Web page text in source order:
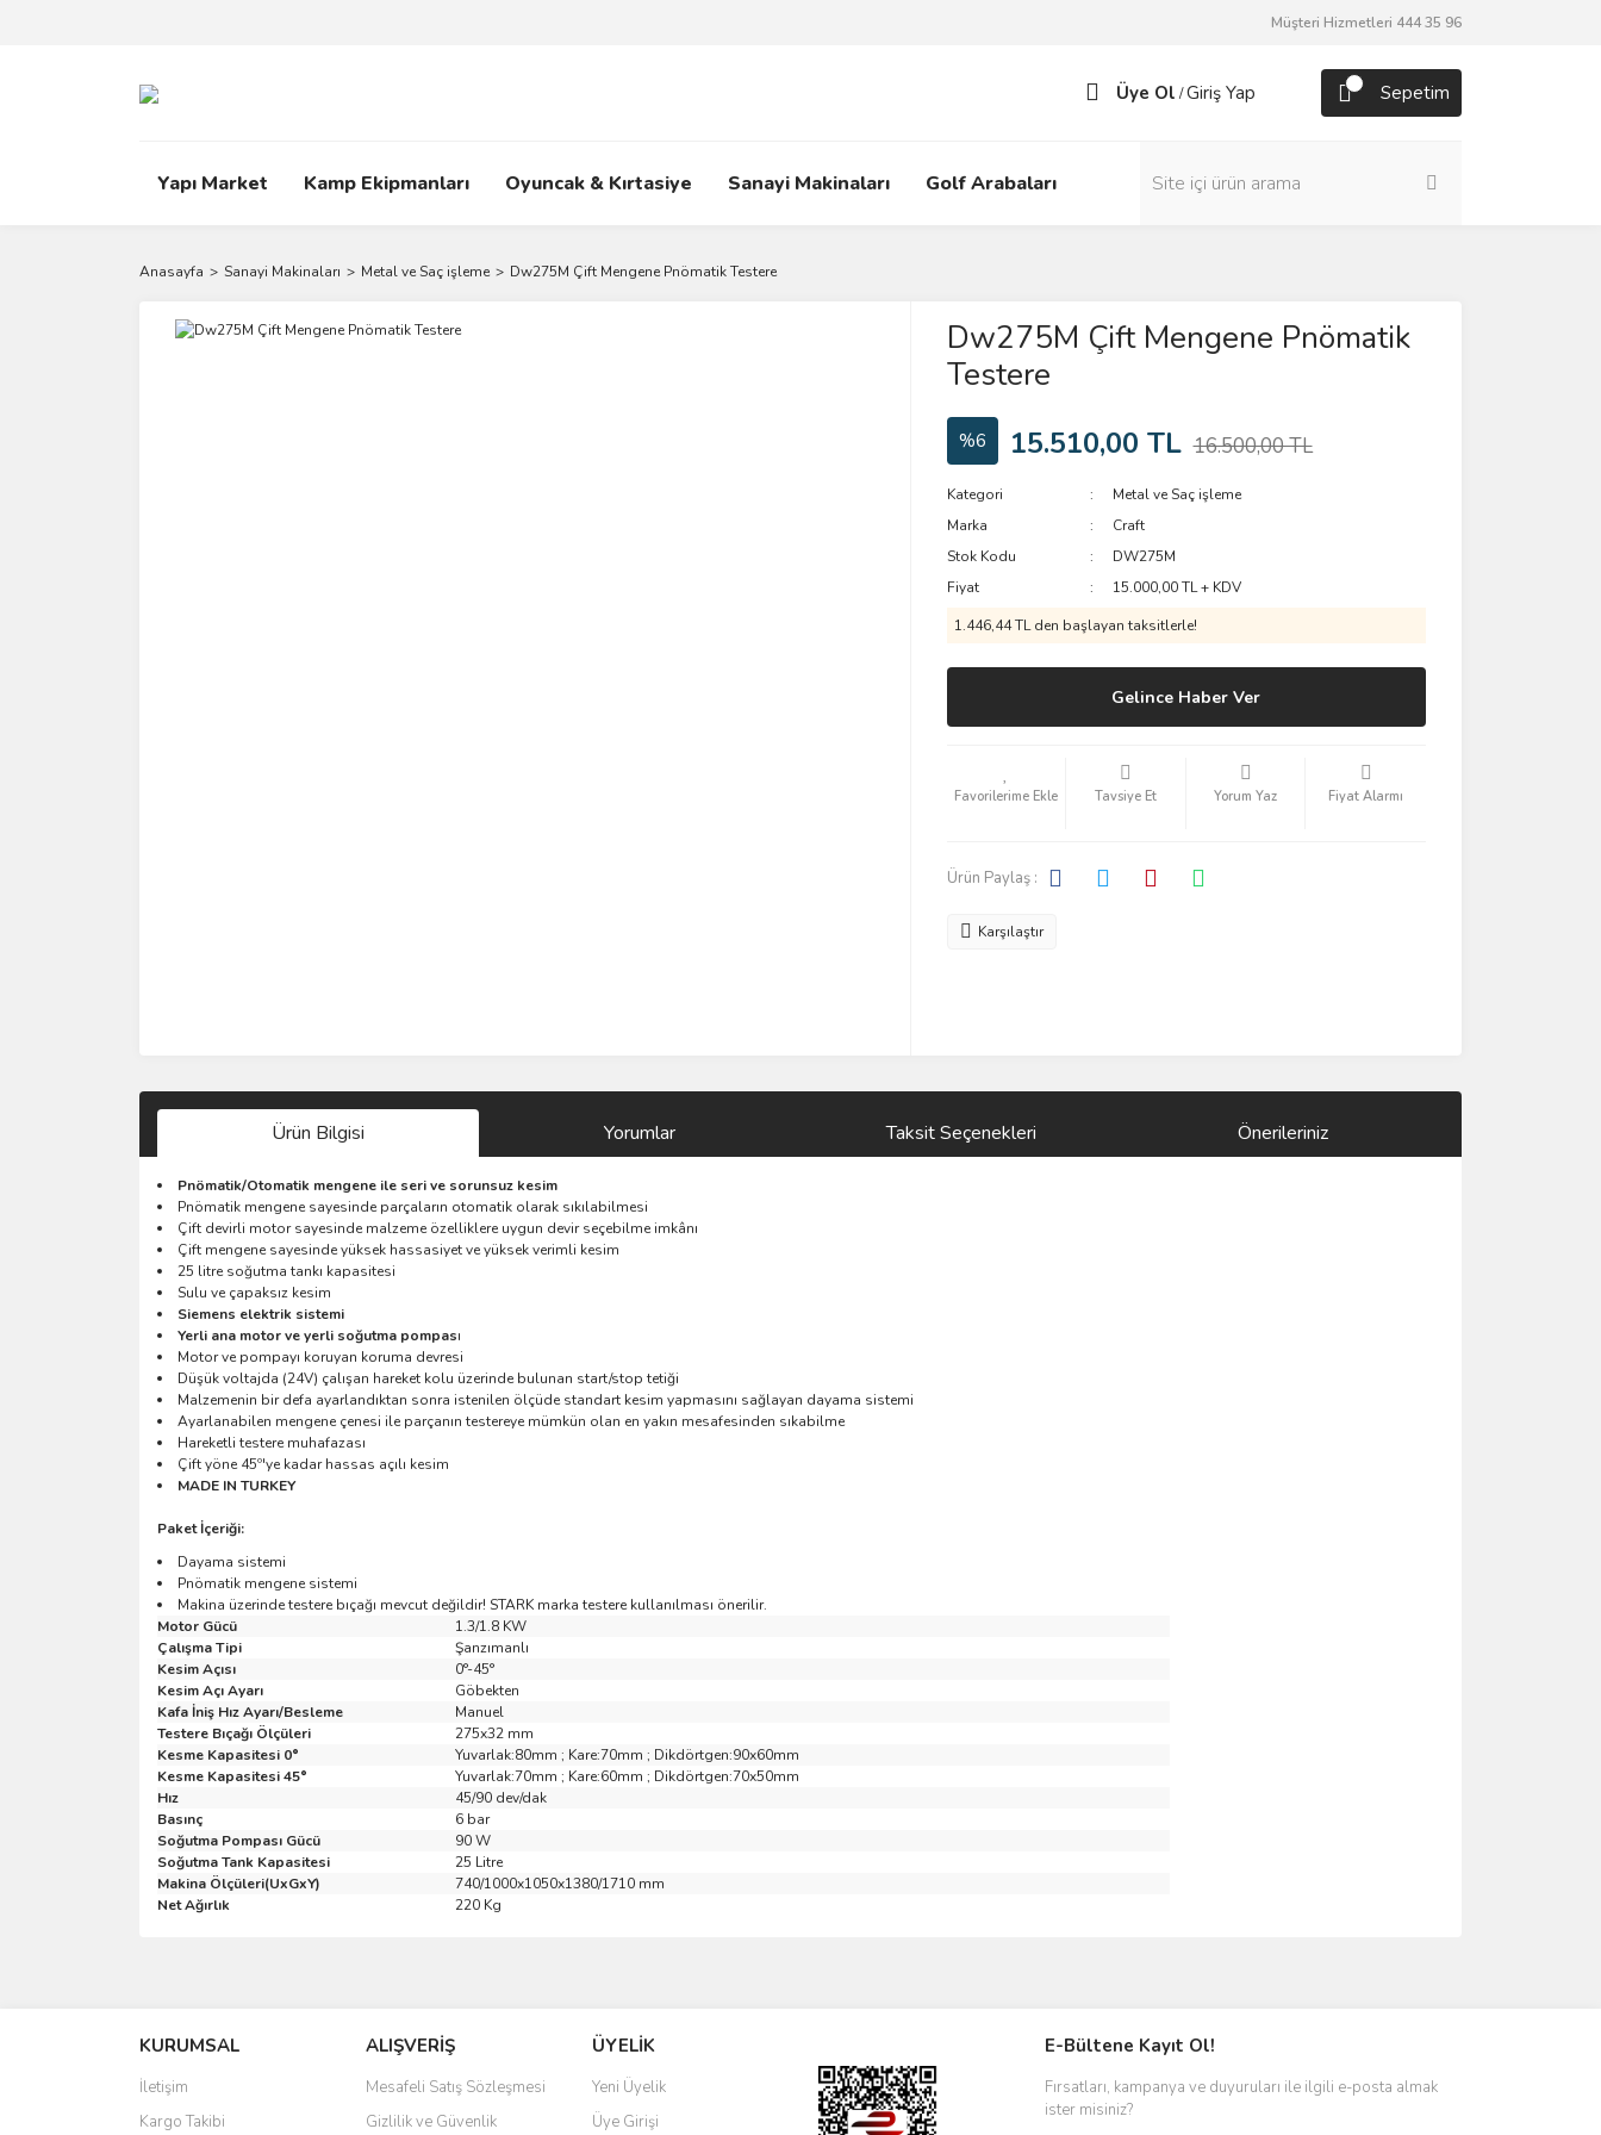
Müşteri Hizmetleri 444 35 96
Üye Ol /Giriş Yap Sepetim
Yapı Market Kamp Ekipmanları Oyuncak & Kırtasiye Sanayi Makinaları Golf Arabaları
Anasayfa Sanayi Makinaları Metal ve Saç işleme Dw275M Çift Mengene Pnömatik Testere
Dw275M Çift Mengene Pnömatik
Testere
%6 15.510,00 TL 16.500,00 TL
Kategori
Metal ve Saç işleme
Marka
Craft
Stok Kodu
DW275M
Fiyat
15.000,00 TL + KDV
1.446,44 TL den başlayan taksitlerle!
Gelince Haber Ver
Tavsiye Et Yorum Yaz Fiyat Alarmı
Ürün Paylaş :
Karşılaştır
Ürün Bilgisi Yorumlar Taksit Seçenekleri Önerileriniz
Pnömatik/Otomatik mengene ile seri ve sorunsuz kesim
Pnömatik mengene sayesinde parçaların otomatik olarak sıkılabilmesi
Çift devirli motor sayesinde malzeme özelliklere uygun devir seçebilme imkânı
Çift mengene sayesinde yüksek hassasiyet ve yüksek verimli kesim
25 litre soğutma tankı kapasitesi
Sulu ve çapaksız kesim
Siemens elektrik sistemi
Yerli ana motor ve yerli soğutma pompası
Motor ve pompayı koruyan koruma devresi
Düşük voltajda (24V) çalışan hareket kolu üzerinde bulunan start/stop tetiği
Malzemenin bir defa ayarlandıktan sonra istenilen ölçüde standart kesim yapmasını sağlayan dayama sistemi
Ayarlanabilen mengene çenesi ile parçanın testereye mümkün olan en yakın mesafesinden sıkabilme
Hareketli testere muhafazası
Çift yöne 45º'ye kadar hassas açılı kesim
MADE IN TURKEY
Paket İçeriği:
Dayama sistemi
Pnömatik mengene sistemi
Makina üzerinde testere bıçağı mevcut değildir! STARK marka testere kullanılması önerilir.
Motor Gücü
1.3/1.8 KW
Çalışma Tipi
Şanzımanlı
Kesim Açısı
0°-45°
Kesim Açı Ayarı
Göbekten
Kafa İniş Hız Ayarı/Besleme
Manuel
Testere Bıçağı Ölçüleri
275x32 mm
Kesme Kapasitesi 0°
Yuvarlak:80mm ; Kare:70mm ; Dikdörtgen:90x60mm
Kesme Kapasitesi 45°
Yuvarlak:70mm ; Kare:60mm ; Dikdörtgen:70x50mm
Hız
45/90 dev/dak
Basınç
6 bar
Soğutma Pompası Gücü
90 W
Soğutma Tank Kapasitesi
25 Litre
Makina Ölçüleri(UxGxY)
740/1000x1050x1380/1710 mm
Net Ağırlık
220 Kg
Yorum Yaz
Ürün resmi kalitesiz, bozuk veya görüntülenemiyor.
Ürün açıklamasında eksik bilgiler bulunuyor.
Ürün bilgilerinde hatalar bulunuyor.
KURUMSAL
İletişim
Kargo Takibi
ALIŞVERİŞ
Mesafeli Satış Sözleşmesi
Gizlilik ve Güvenlik
ÜYELİK
Yeni Üyelik
Üye Girişi
E-Bültene Kayıt Ol!
Fırsatları, kampanya ve duyuruları ile ilgili e-posta almak
ister misiniz?